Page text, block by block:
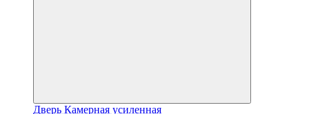
Дверь Камерная усиленная